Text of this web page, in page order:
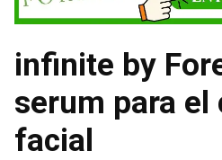
infinite by
serum para el
facial